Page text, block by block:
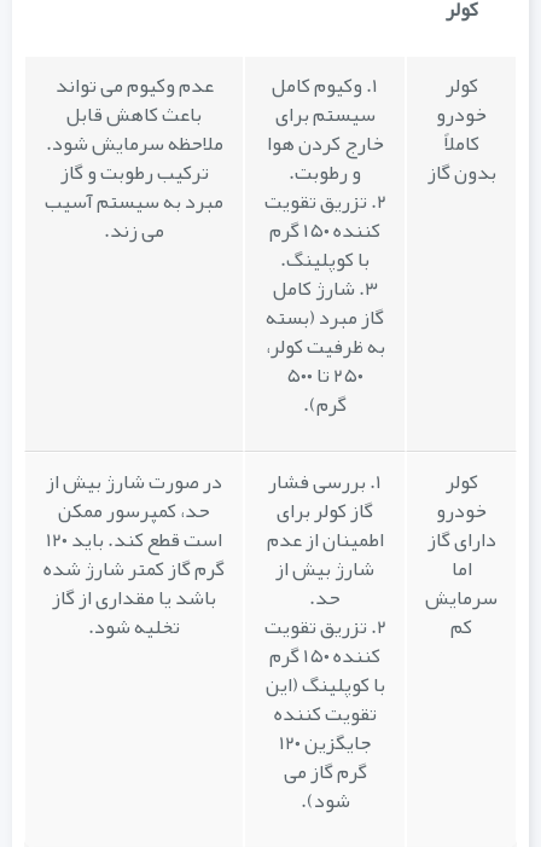
کولر
کولر
خودرو
کاملاً
بدون گاز
۱. وکیوم کامل
سیستم برای
خارج کردن هوا
و رطوبت.
۲. تزریق تقویت
کننده ۱۵۰ گرم
با کوپلینگ.
۳. شارژ کامل
گاز مبرد (بسته
به ظرفیت کولر،
۲۵۰ تا ۵۰۰
گرم).
عدم وکیوم می تواند
باعث کاهش قابل
ملاحظه سرمایش شود.
ترکیب رطوبت و گاز
مبرد به سیستم آسیب
می زند.
کولر
خودرو
دارای گاز
سرمایش
۱. بررسی فشار
گاز کولر برای
اطمینان از عدم
شارژ بیش از
حد.
۲. تزریق تقویت
کننده ۱۵۰ گرم
با کوپلینگ (این
تقویت کننده
جایگزین ۱۲۰
گرم گاز می
شود).
در صورت شارژ بیش از
حد، کمپرسور ممکن
است قطع کند. باید ۱۲۰
گرم گاز کمتر شارژ شده
باشد یا مقداری از گاز
تخلیه شود.